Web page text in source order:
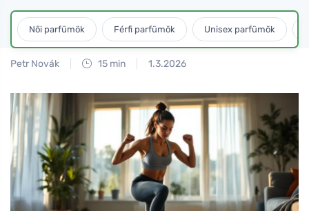
Női parfümök Férfi parfümök Unisex parfümök
Petr Novák 15 min 1.3.2026